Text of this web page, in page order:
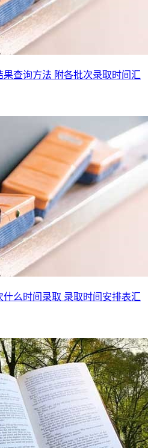
果查询方法 附各批次录取时间汇
什么时间录取 录取时间安排表汇